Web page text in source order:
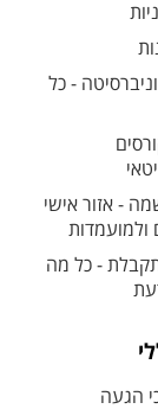
- כל
- אזור אישי
ולמועמדות
- כל מה
הגעה